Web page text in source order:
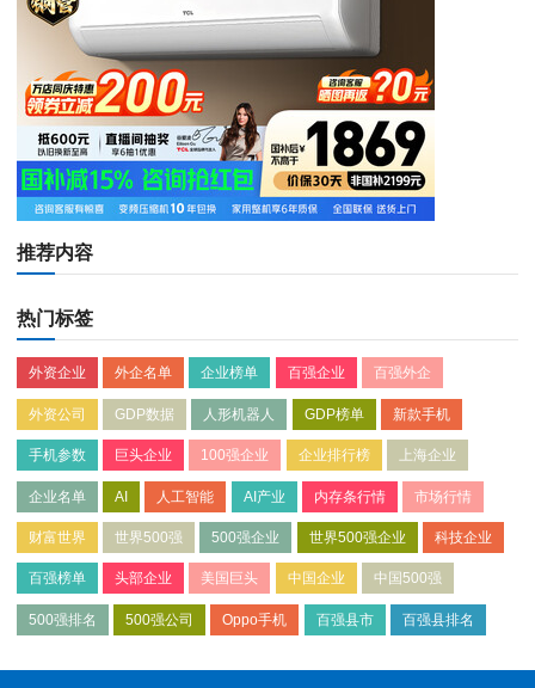
推荐内容
热门标签
外资企业 外企名单 企业榜单 百强企业 百强外企
外资公司 GDP数据 人形机器人 GDP榜单 新款手机
手机参数 巨头企业 100强企业 企业排行榜 上海企业
企业名单 AI 人工智能 AI产业 内存条行情 市场行情
财富世界 世界500强 500强企业 世界500强企业 科技企业
百强榜单 头部企业 美国巨头 中国企业 中国500强
500强排名 500强公司 Oppo手机 百强县市 百强县排名